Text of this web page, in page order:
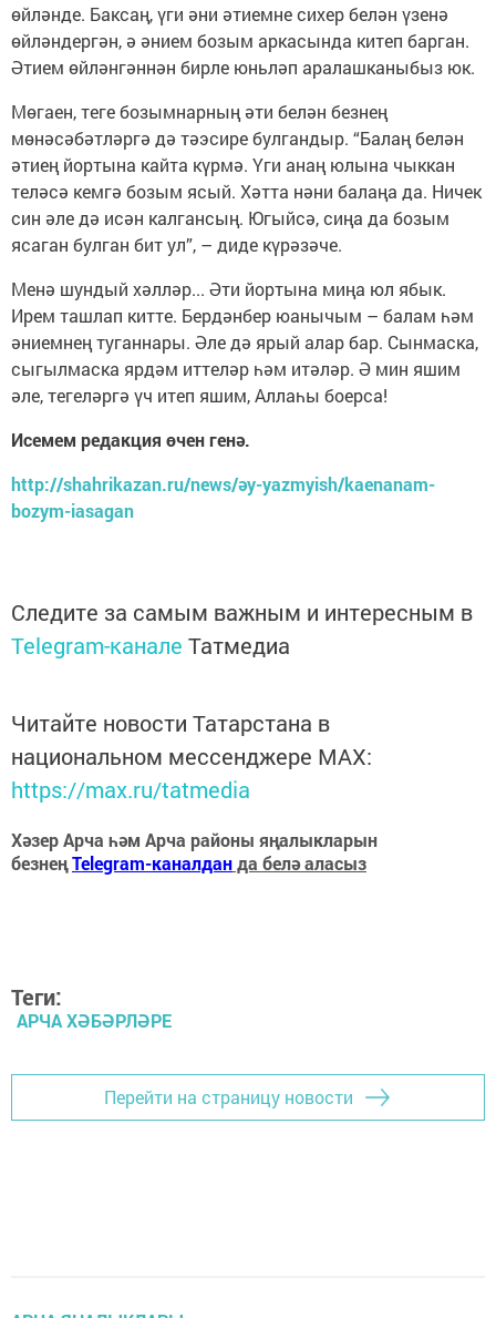
өйләнде. Баксаң, үги әни әтиемне сихер белән үзенә
өйләндергән, ә әнием бозым аркасында китеп барган.
Әтием өйләнгәннән бирле юньләп аралашканыбыз юк.
Мөгаен, теге бозымнарның әти белән безнең
мөнәсәбәтләргә дә тәэсире булгандыр. “Балаң белән
әтиең йортына кайта күрмә. Үги анаң юлына чыккан
теләсә кемгә бозым ясый. Хәтта нәни балаңа да. Ничек
син әле дә исән калгансың. Югыйсә, сиңа да бозым
ясаган булган бит ул”, – диде күрәзәче.
Менә шундый хәлләр... Әти йортына миңа юл ябык.
Ирем ташлап китте. Бердәнбер юанычым – балам һәм
әниемнең туганнары. Әле дә ярый алар бар. Сынмаска,
сыгылмаска ярдәм иттеләр һәм итәләр. Ә мин яшим
әле, тегеләргә үч итеп яшим, Аллаһы боерса!
Исемем редакция өчен генә.
http://shahrikazan.ru/news/әy-yazmyish/kaenanam-
bozym-iasagan
Следите за самым важным и интересным в
Telegram-канале Татмедиа
Читайте новости Татарстана в
национальном мессенджере MАХ:
https://max.ru/tatmedia
Хәзер Арча һәм Арча районы яңалыкларын
безнеңTelegram-каналданда белә аласыз
Теги:
АРЧА ХӘБӘРЛӘРЕ
Перейти на страницу новости